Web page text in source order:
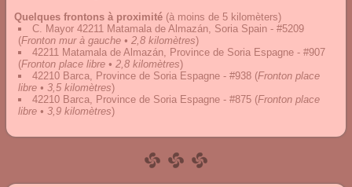
Quelques frontons à proximité (à moins de 5 kilomèters)
C. Mayor 42211 Matamala de Almazán, Soria Spain - #5209
(Fronton mur à gauche • 2,8 kilomètres)
42211 Matamala de Almazán, Province de Soria Espagne - #907
(Fronton place libre • 2,8 kilomètres)
42210 Barca, Province de Soria Espagne - #938 (Fronton place
libre • 3,5 kilomètres)
42210 Barca, Province de Soria Espagne - #875 (Fronton place
libre • 3,9 kilomètres)